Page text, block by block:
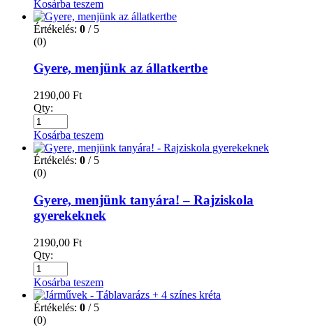
Kosárba teszem
Értékelés: 0 / 5
(0)
Gyere, menjünk az állatkertbe
2190,00 Ft
Qty:
Kosárba teszem
Értékelés: 0 / 5
(0)
Gyere, menjünk tanyára! – Rajziskola
gyerekeknek
2190,00 Ft
Qty:
Kosárba teszem
Értékelés: 0 / 5
(0)